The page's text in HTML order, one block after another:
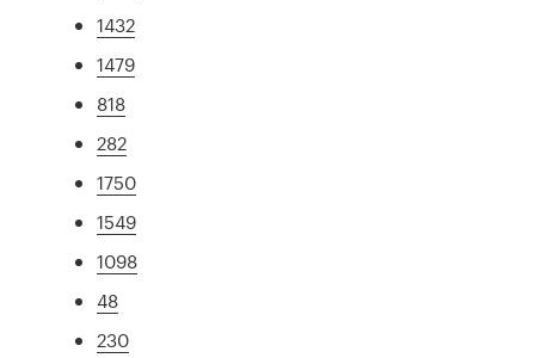
1432
1479
818
282
1750
1549
1098
48
230